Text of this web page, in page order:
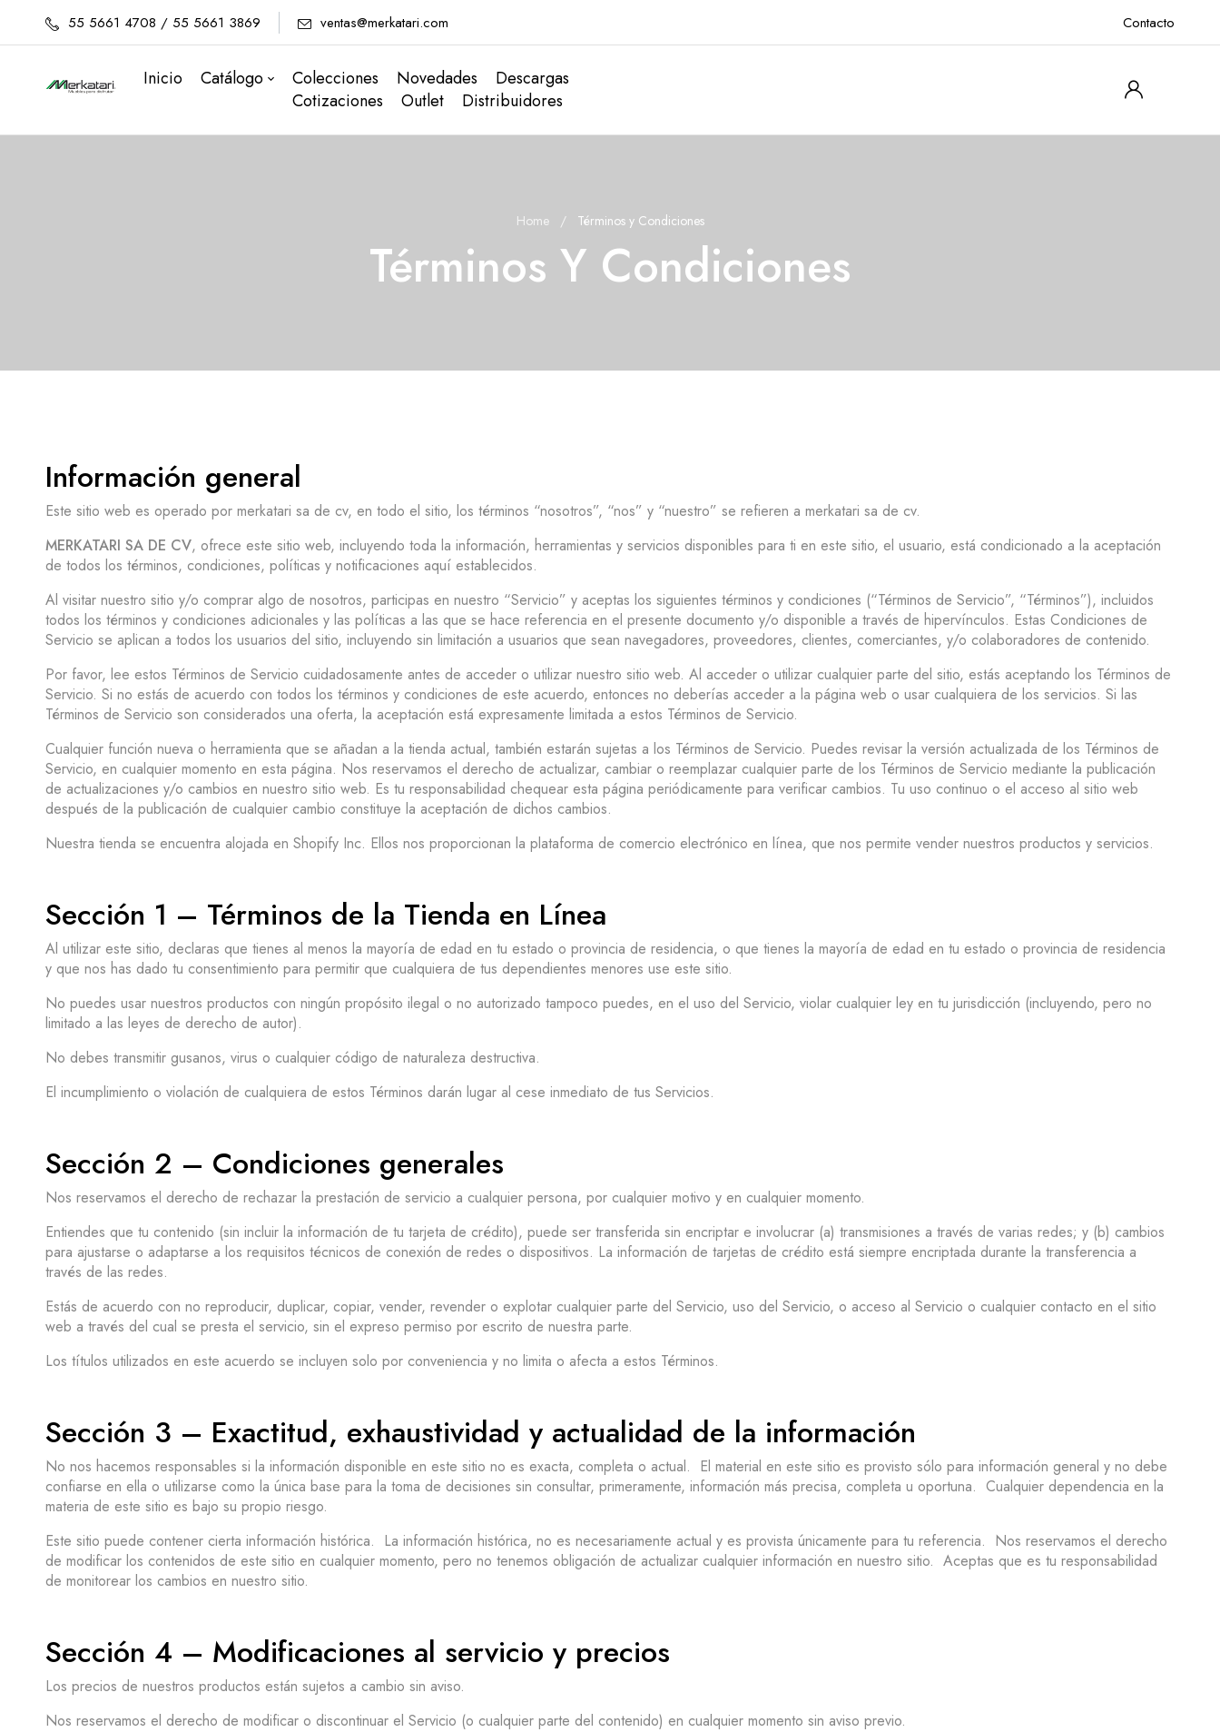
55 5661 4708 / 55 5661 3869 ventas@merkatari.com Contacto
Inicio Catálogo Colecciones Novedades
Descargas
Cotizaciones
Outlet Distribuidores
Home Términos y Condiciones
Términos Y Condiciones
Información general
Este sitio web es operado por merkatari sa de cv, en todo el sitio, los términos “nosotros”, “nos” y “nuestro” se refieren a merkatari sa de cv.
MERKATARI SA DE CV, ofrece este sitio web, incluyendo toda la información, herramientas y servicios disponibles para ti en este sitio, el usuario, está condicionado a la aceptación
de todos los términos, condiciones, políticas y notificaciones aquí establecidos.
Al visitar nuestro sitio y/o comprar algo de nosotros, participas en nuestro “Servicio” y aceptas los siguientes términos y condiciones (“Términos de Servicio”, “Términos”), incluidos
todos los términos y condiciones adicionales y las políticas a las que se hace referencia en el presente documento y/o disponible a través de hipervínculos. Estas Condiciones de
Servicio se aplican a todos los usuarios del sitio, incluyendo sin limitación a usuarios que sean navegadores, proveedores, clientes, comerciantes, y/o colaboradores de contenido.
Por favor, lee estos Términos de Servicio cuidadosamente antes de acceder o utilizar nuestro sitio web. Al acceder o utilizar cualquier parte del sitio, estás aceptando los Términos de
Servicio. Si no estás de acuerdo con todos los términos y condiciones de este acuerdo, entonces no deberías acceder a la página web o usar cualquiera de los servicios. Si las
Términos de Servicio son considerados una oferta, la aceptación está expresamente limitada a estos Términos de Servicio.
Cualquier función nueva o herramienta que se añadan a la tienda actual, también estarán sujetas a los Términos de Servicio. Puedes revisar la versión actualizada de los Términos de
Servicio, en cualquier momento en esta página. Nos reservamos el derecho de actualizar, cambiar o reemplazar cualquier parte de los Términos de Servicio mediante la publicación
de actualizaciones y/o cambios en nuestro sitio web. Es tu responsabilidad chequear esta página periódicamente para verificar cambios. Tu uso continuo o el acceso al sitio web
después de la publicación de cualquier cambio constituye la aceptación de dichos cambios.
Nuestra tienda se encuentra alojada en Shopify Inc. Ellos nos proporcionan la plataforma de comercio electrónico en línea, que nos permite vender nuestros productos y servicios.
Sección 1 – Términos de la Tienda en Línea
Al utilizar este sitio, declaras que tienes al menos la mayoría de edad en tu estado o provincia de residencia, o que tienes la mayoría de edad en tu estado o provincia de residencia
y que nos has dado tu consentimiento para permitir que cualquiera de tus dependientes menores use este sitio.
No puedes usar nuestros productos con ningún propósito ilegal o no autorizado tampoco puedes, en el uso del Servicio, violar cualquier ley en tu jurisdicción (incluyendo, pero no
limitado a las leyes de derecho de autor).
No debes transmitir gusanos, virus o cualquier código de naturaleza destructiva.
El incumplimiento o violación de cualquiera de estos Términos darán lugar al cese inmediato de tus Servicios.
Sección 2 – Condiciones generales
Nos reservamos el derecho de rechazar la prestación de servicio a cualquier persona, por cualquier motivo y en cualquier momento.
Entiendes que tu contenido (sin incluir la información de tu tarjeta de crédito), puede ser transferida sin encriptar e involucrar (a) transmisiones a través de varias redes; y (b) cambios
para ajustarse o adaptarse a los requisitos técnicos de conexión de redes o dispositivos. La información de tarjetas de crédito está siempre encriptada durante la transferencia a
través de las redes.
Estás de acuerdo con no reproducir, duplicar, copiar, vender, revender o explotar cualquier parte del Servicio, uso del Servicio, o acceso al Servicio o cualquier contacto en el sitio
web a través del cual se presta el servicio, sin el expreso permiso por escrito de nuestra parte.
Los títulos utilizados en este acuerdo se incluyen solo por conveniencia y no limita o afecta a estos Términos.
Sección 3 – Exactitud, exhaustividad y actualidad de la información
No nos hacemos responsables si la información disponible en este sitio no es exacta, completa o actual. El material en este sitio es provisto sólo para información general y no debe
confiarse en ella o utilizarse como la única base para la toma de decisiones sin consultar, primeramente, información más precisa, completa u oportuna. Cualquier dependencia en la
materia de este sitio es bajo su propio riesgo.
Este sitio puede contener cierta información histórica. La información histórica, no es necesariamente actual y es provista únicamente para tu referencia. Nos reservamos el derecho
de modificar los contenidos de este sitio en cualquier momento, pero no tenemos obligación de actualizar cualquier información en nuestro sitio. Aceptas que es tu responsabilidad
de monitorear los cambios en nuestro sitio.
Sección 4 – Modificaciones al servicio y precios
Los precios de nuestros productos están sujetos a cambio sin aviso.
Nos reservamos el derecho de modificar o discontinuar el Servicio (o cualquier parte del contenido) en cualquier momento sin aviso previo.